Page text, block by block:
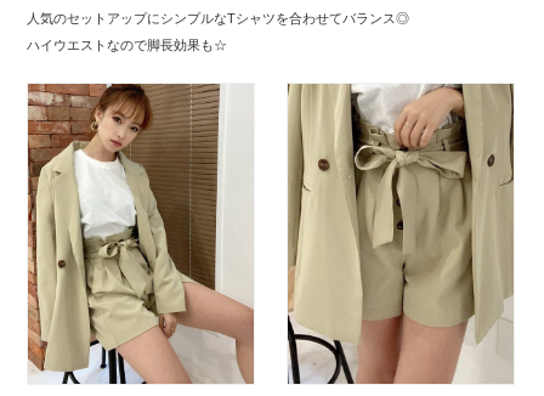
人気のセットアップにシンプルなTシャツを合わせてバランス◎
ハイウエストなので脚長効果も☆